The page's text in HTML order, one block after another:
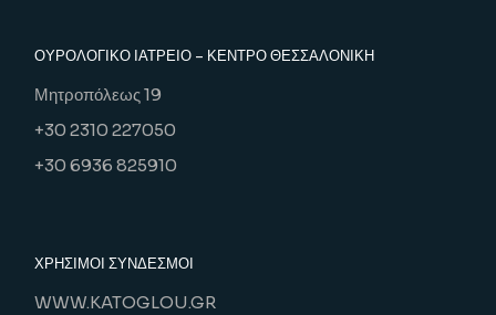
ΟΥΡΟΛΟΓΙΚΌ ΙΑΤΡΕΊΟ – ΚΕΝΤΡΟ ΘΕΣΣΑΛΟΝΙΚΗ
Μητροπόλεως 19
+30 2310 227050
+30 6936 825910
ΧΡΗΣΙΜΟΙ ΣΥΝΔΕΣΜΟΙ
WWW.KATOGLOU.GR